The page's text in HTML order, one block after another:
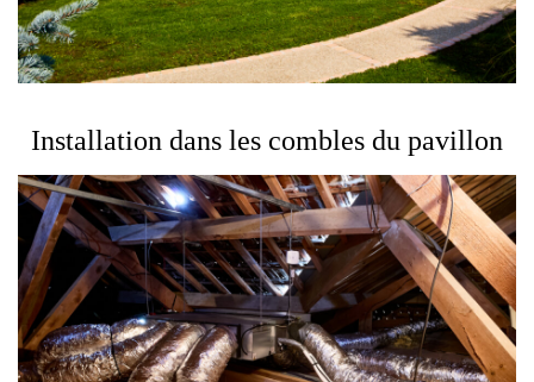
Installation dans les combles du pavillon